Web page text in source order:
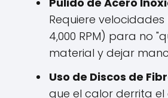
Requiere velocidades
4,000 RPM) para no
material y dejar
Uso de Discos de
que el calor derrita el